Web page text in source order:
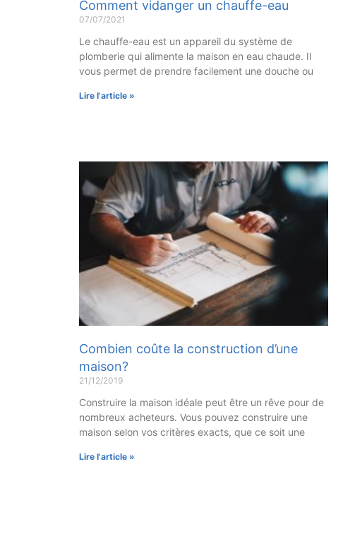
Comment vidanger un chauffe-eau
07/07/2021
Le chauffe-eau est un appareil du système de
plomberie qui alimente la maison en eau chaude. Il
vous permet de prendre facilement une douche ou
Lire l'article »
Combien coûte la construction d’une
maison?
21/12/2019
Construire la maison idéale peut être un rêve pour de
nombreux acheteurs. Vous pouvez construire une
maison selon vos critères exacts, que ce soit une
Lire l'article »